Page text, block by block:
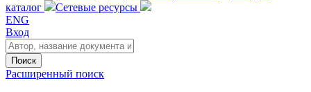
каталог
Сетевые ресурсы
ENG
Вход
Поиск
Расширенный поиск